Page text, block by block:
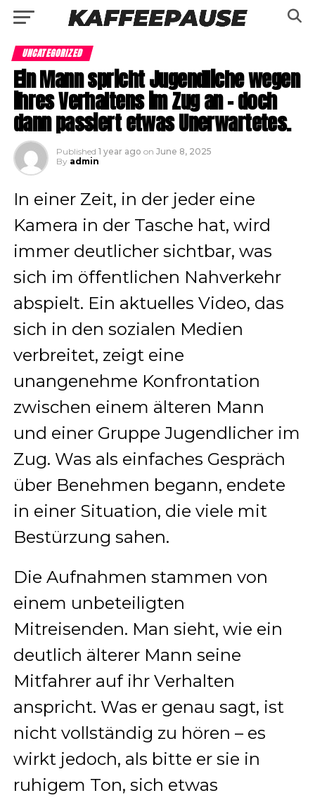
UNCATEGORIZED
Ein Mann spricht Jugendliche wegen
ihres Verhaltens im Zug an – doch
dann passiert etwas Unerwartetes.
Published 1 year ago on June 8, 2025
By admin
In einer Zeit, in der jeder eine
Kamera in der Tasche hat, wird
immer deutlicher sichtbar, was
sich im öffentlichen Nahverkehr
abspielt. Ein aktuelles Video, das
sich in den sozialen Medien
verbreitet, zeigt eine
unangenehme Konfrontation
zwischen einem älteren Mann
und einer Gruppe Jugendlicher im
Zug. Was als einfaches Gespräch
über Benehmen begann, endete
in einer Situation, die viele mit
Bestürzung sahen.
Die Aufnahmen stammen von
einem unbeteiligten
Mitreisenden. Man sieht, wie ein
deutlich älterer Mann seine
Mitfahrer auf ihr Verhalten
anspricht. Was er genau sagt, ist
nicht vollständig zu hören – es
wirkt jedoch, als bitte er sie in
ruhigem Ton, sich etwas